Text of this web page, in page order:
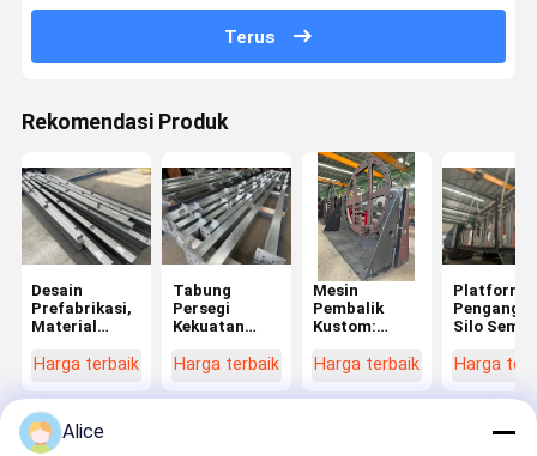
Terus
Rekomendasi Produk
Desain
Prefabrikasi,
Material
Fabrikasi
Solusi
Bangunan
Global
Harga terbaik
Tabung
Persegi
Kekuatan
Bangunan &
Prefab:
Harga terbaik
Mesin
Pembalik
Kustom:
Presisi dari
Anda
Harga terbaik
Platform
Silo
Tugas
Keamanan
Harga
Alice